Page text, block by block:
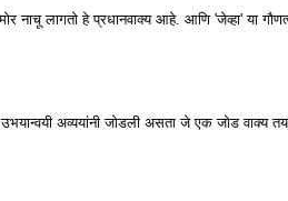
नाचू लागतो हे प्रधानवाक्य आहे. आणि 'जेव्हा' या
अव्ययांनी जोडली असता जे एक जोड वाक्य